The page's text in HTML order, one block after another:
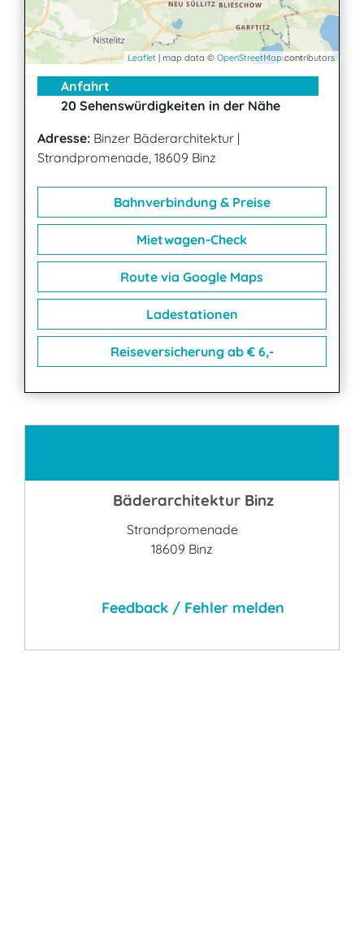
Leaflet | map data © OpenStreetMapcontributors
Anfahrt
20 Sehenswürdigkeiten in der Nähe
Adresse: Binzer Bäderarchitektur |
Strandpromenade, 18609 Binz
Bahnverbindung & Preise
Mietwagen-Check
Route via Google Maps
Ladestationen
Reiseversicherung ab € 6,-
Bäderarchitektur Binz
Strandpromenade
18609 Binz
Feedback / Fehler melden